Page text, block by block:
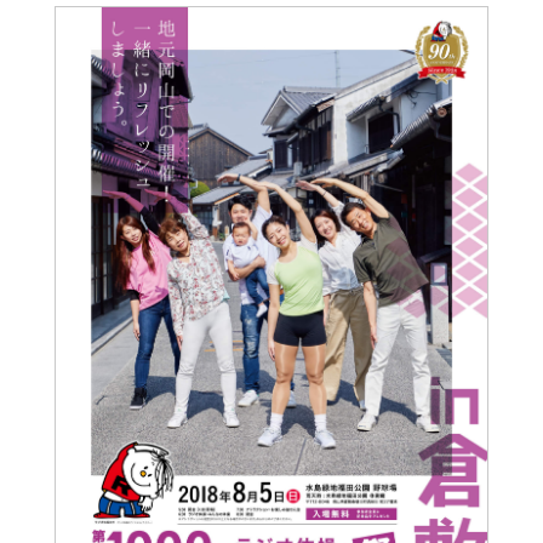
各種サービス・お知らせ
かんぽプラチナライフサービス
ご契約のしおり・約款（Web約款）
保険用語集
お問い合わせ
保険料のお払込方法
保険用語集
お問い合わせ
かんぽアプリ～かんぽの健康と安心を手のひらに～
すこやか健康ラボ
ラジオ体操・みんなの体操
ラジオ体操ポータルサイト
かんぽブランド
かんぽ生命のサステナビリティ
お客さまの声／お客さまサービス向上の取組み
かんぽジャンクション